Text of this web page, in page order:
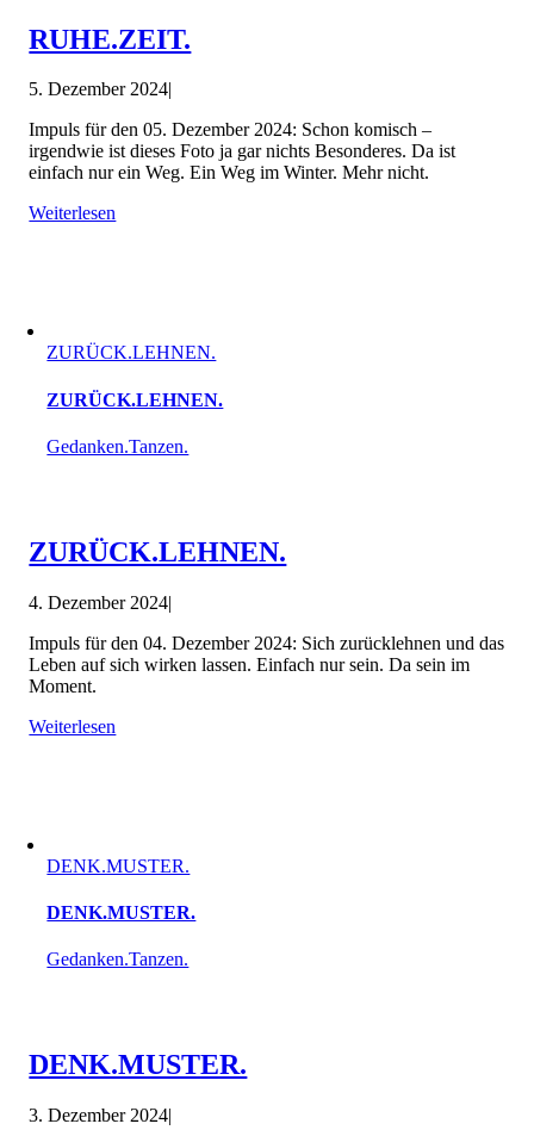
RUHE.ZEIT.
5. Dezember 2024|
Impuls für den 05. Dezember 2024: Schon komisch –
irgendwie ist dieses Foto ja gar nichts Besonderes. Da ist
einfach nur ein Weg. Ein Weg im Winter. Mehr nicht.
Weiterlesen
ZURÜCK.LEHNEN.
ZURÜCK.LEHNEN.
Gedanken.Tanzen.
ZURÜCK.LEHNEN.
4. Dezember 2024|
Impuls für den 04. Dezember 2024: Sich zurücklehnen und das
Leben auf sich wirken lassen. Einfach nur sein. Da sein im
Moment.
Weiterlesen
DENK.MUSTER.
DENK.MUSTER.
Gedanken.Tanzen.
DENK.MUSTER.
3. Dezember 2024|